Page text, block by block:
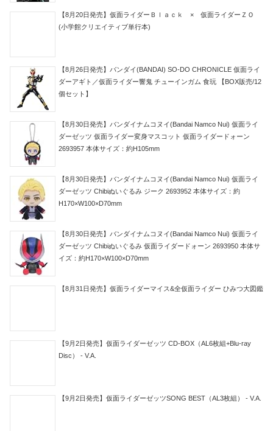
【8月20日発売】仮面ライダーＢｌａｃｋ × 仮面ライダーＺＯ
(小学館クリエイティブ単行本)
【8月26日発売】バンダイ(BANDAI) SO-DO CHRONICLE 仮面ライ
ダーアギト／仮面ライダー響鬼 チューインガム 食玩 【BOX販売/12
個セット】
【8月30日発売】バンダイナムコヌイ(Bandai Namco Nui) 仮面ライ
ダーゼッツ 仮面ライダー変身マスコット 仮面ライダードォーン
2693957 本体サイズ：約H105mm
【8月30日発売】バンダイナムコヌイ(Bandai Namco Nui) 仮面ライ
ダーゼッツ Chibiぬいぐるみ ジーク 2693952 本体サイズ：約
H170×W100×D70mm
【8月30日発売】バンダイナムコヌイ(Bandai Namco Nui) 仮面ライ
ダーゼッツ Chibiぬいぐるみ 仮面ライダードォーン 2693950 本体サ
イズ：約H170×W100×D70mm
【8月31日発売】仮面ライダーマイス&全仮面ライダー ひみつ大図鑑
【9月2日発売】仮面ライダーゼッツ CD-BOX（AL6枚組+Blu-ray
Disc） - V.A.
【9月2日発売】仮面ライダーゼッツSONG BEST（AL3枚組） - V.A.